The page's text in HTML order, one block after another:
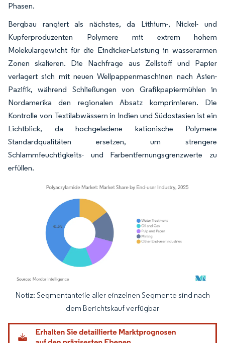
Phasen.
Bergbau rangiert als nächstes, da Lithium-, Nickel- und
Kupferproduzenten Polymere mit extrem hohem
Molekulargewicht für die Eindicker-Leistung in wasserarmen
Zonen skalieren. Die Nachfrage aus Zellstoff und Papier
verlagert sich mit neuen Wellpappenmaschinen nach Asien-
Pazifik, während Schließungen von Grafikpapiermühlen in
Nordamerika den regionalen Absatz komprimieren. Die
Kontrolle von Textilabwässern in Indien und Südostasien ist ein
Lichtblick, da hochgeladene kationische Polymere
Standardqualitäten ersetzen, um strengere
Schlammfeuchtigkeits- und Farbentfernungsgrenzwerte zu
erfüllen.
Bild © Mordor Intelligence. Wiederverwendung erfordert Namensnennung
Notiz: Segmentanteile aller einzelnen Segmente sind nach
dem Berichtskauf verfügbar